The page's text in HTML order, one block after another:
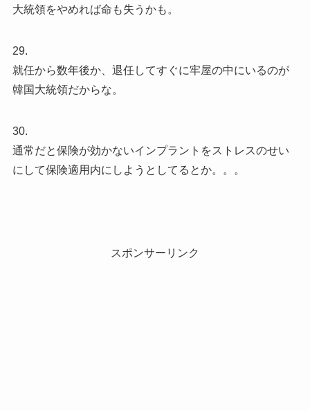
大統領をやめれば命も失うかも。
29.
就任から数年後か、退任してすぐに牢屋の中にいるのが
韓国大統領だからな。
30.
通常だと保険が効かないインプラントをストレスのせい
にして保険適用内にしようとしてるとか。。。
スポンサーリンク